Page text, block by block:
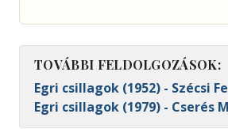
TOVÁBBI FELDOLGOZÁSOK:
Egri csillagok (1952) - Szécsi
Egri csillagok (1979) - Cserés